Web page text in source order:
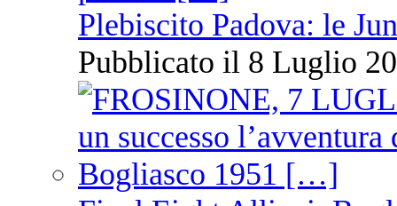
Plebiscito Padova: le
Pubblicato il 8 Luglio